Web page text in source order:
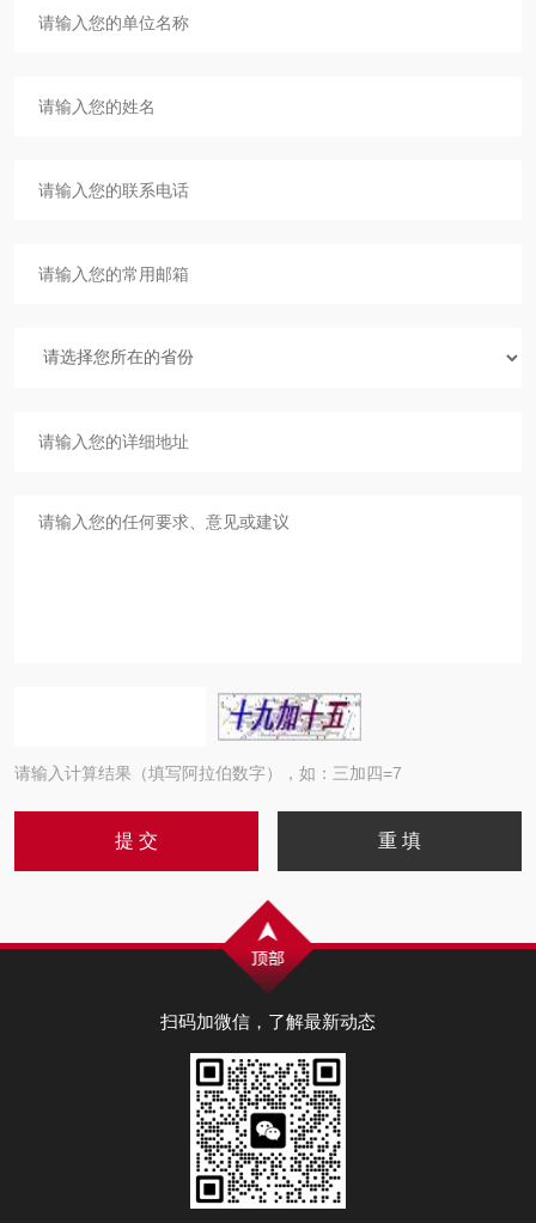
请输入计算结果（填写阿拉伯数字），如：三加四=7
扫码加微信，了解最新动态